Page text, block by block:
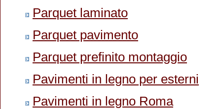
Parquet laminato
Parquet pavimento
Parquet prefinito montaggio
Pavimenti in legno per esterni
Pavimenti in legno Roma